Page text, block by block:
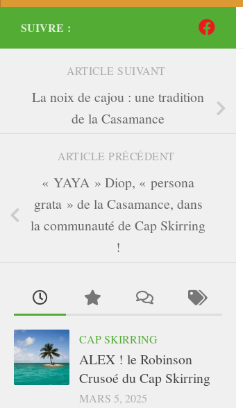
SUIVRE :
ARTICLE SUIVANT
La noix de cajou : une tradition
de la Casamance
ARTICLE PRÉCÉDENT
« YAYA » Diop, « persona
grata » de la Casamance, dans
la communauté de Cap Skirring
!
CAP SKIRRING
ALEX ! le Robinson
Crusoé du Cap Skirring
MARS 5, 2025